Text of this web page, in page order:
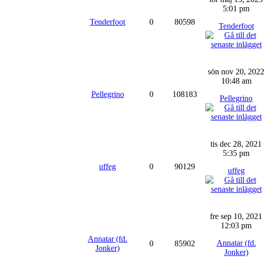
Tenderfoot 0 80598
5:01 pm
Tenderfoot
Pellegrino 0 108183
sön nov 20, 2022
10:48 am
Pellegrino
uffeg 0 90129
tis dec 28, 2021
5:35 pm
uffeg
Annatar (fd.
Jonker)
0 85902
fre sep 10, 2021
12:03 pm
Annatar (fd.
Jonker)